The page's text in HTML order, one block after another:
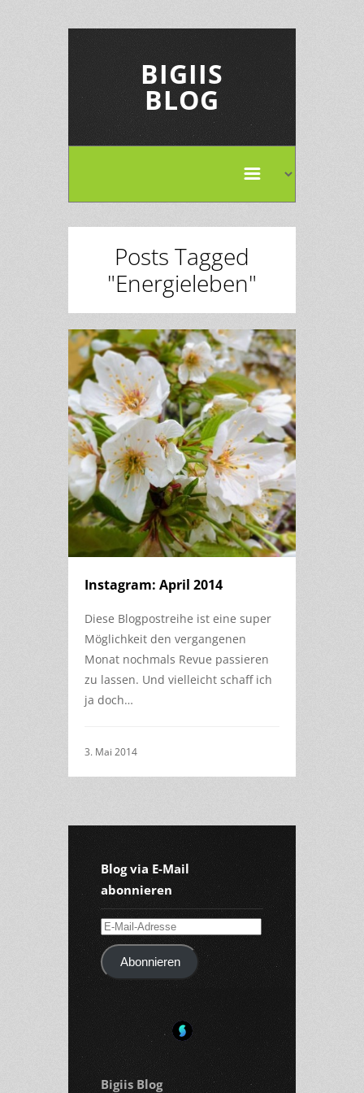
BIGIIS
BLOG
Posts Tagged
"Energieleben"
Instagram: April 2014
Diese Blogpostreihe ist eine super
Möglichkeit den vergangenen
Monat nochmals Revue passieren
zu lassen. Und vielleicht schaff ich
ja doch…
3. Mai 2014
Blog via E-Mail
abonnieren
E-
Mail-
AdresseAbonnieren
Bigiis Blog